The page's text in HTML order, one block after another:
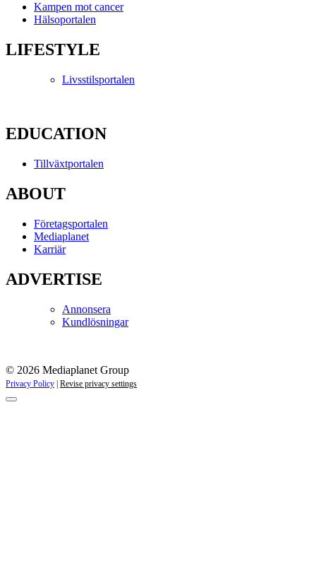
Kampen mot cancer
Hälsoportalen
LIFESTYLE
Livsstilsportalen
EDUCATION
Tillväxtportalen
ABOUT
Företagsportalen
Mediaplanet
Karriär
ADVERTISE
Annonsera
Kundlösningar
© 2026 Mediaplanet Group
Privacy Policy | Revise privacy settings